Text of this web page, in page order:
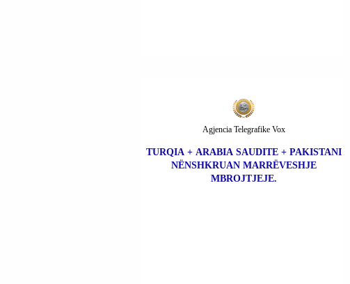
TURQIA + ARABIA SAUDITE + PAKISTANI
NËNSHKRUAN MARRËVESHJE
MBROJTJEJE.
Agjencia Telegrafike Vox